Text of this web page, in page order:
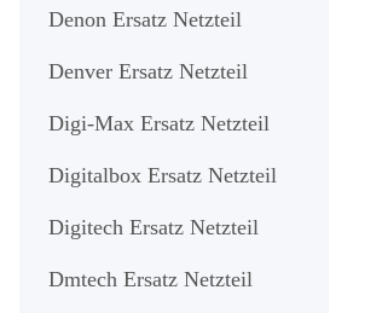
Denon Ersatz Netzteil
Denver Ersatz Netzteil
Digi-Max Ersatz Netzteil
Digitalbox Ersatz Netzteil
Digitech Ersatz Netzteil
Dmtech Ersatz Netzteil